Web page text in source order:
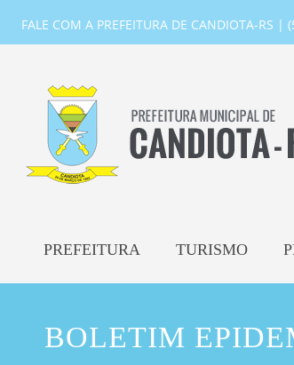
FALE COM A PREFEITURA DE CANDIOTA-RS
PREFEITURA TURISMO
BOLETIM